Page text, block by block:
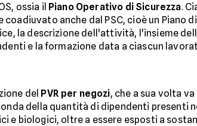
ossia il Piano Operativo di Sicurezza.
anche dal PSC, cioè un Piano
la descrizione dell'attività, l'insieme
e la formazione data a ciascun
del PVR per negozi, che a sua volta
della quantità di dipendenti
e biologici, oltre a essere esposti a